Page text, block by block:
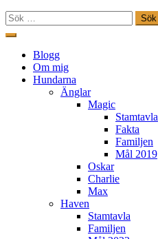
Sök
efter:
Hoppa
innehåll
Freestylehundar.se
Blogg
Om mig
Hundarna
Änglar
Magic
Stamtavla
Fakta
Familjen
Mål 2019
Oskar
Charlie
Max
Haven
Stamtavla
Familjen